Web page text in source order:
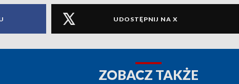
UDOSTĘPNIJ NA X
ZOBACZ TAKŻE